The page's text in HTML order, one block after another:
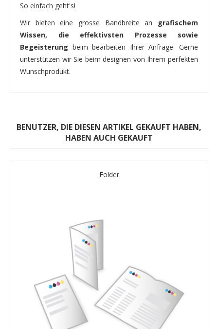
So einfach geht's!
Wir bieten eine grosse Bandbreite an
grafischem
Wissen, die effektivsten Prozesse sowie
Begeisterung beim bearbeiten Ihrer Anfrage. Gerne
unterstützen wir Sie beim designen von Ihrem perfekten
Wunschprodukt.
BENUTZER, DIE DIESEN ARTIKEL GEKAUFT HABEN,
HABEN AUCH GEKAUFT
Folder